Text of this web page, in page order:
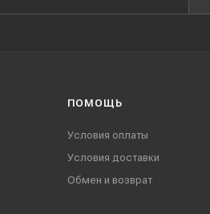
ПОМОЩЬ
Условия оплаты
Условия доставки
Обмен и возврат